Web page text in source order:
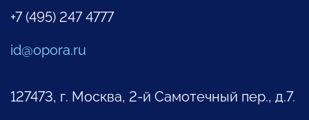
+7 (495) 247 4777
id@opora.ru
127473, г. Москва, 2-й Самотечный пер., д.7.